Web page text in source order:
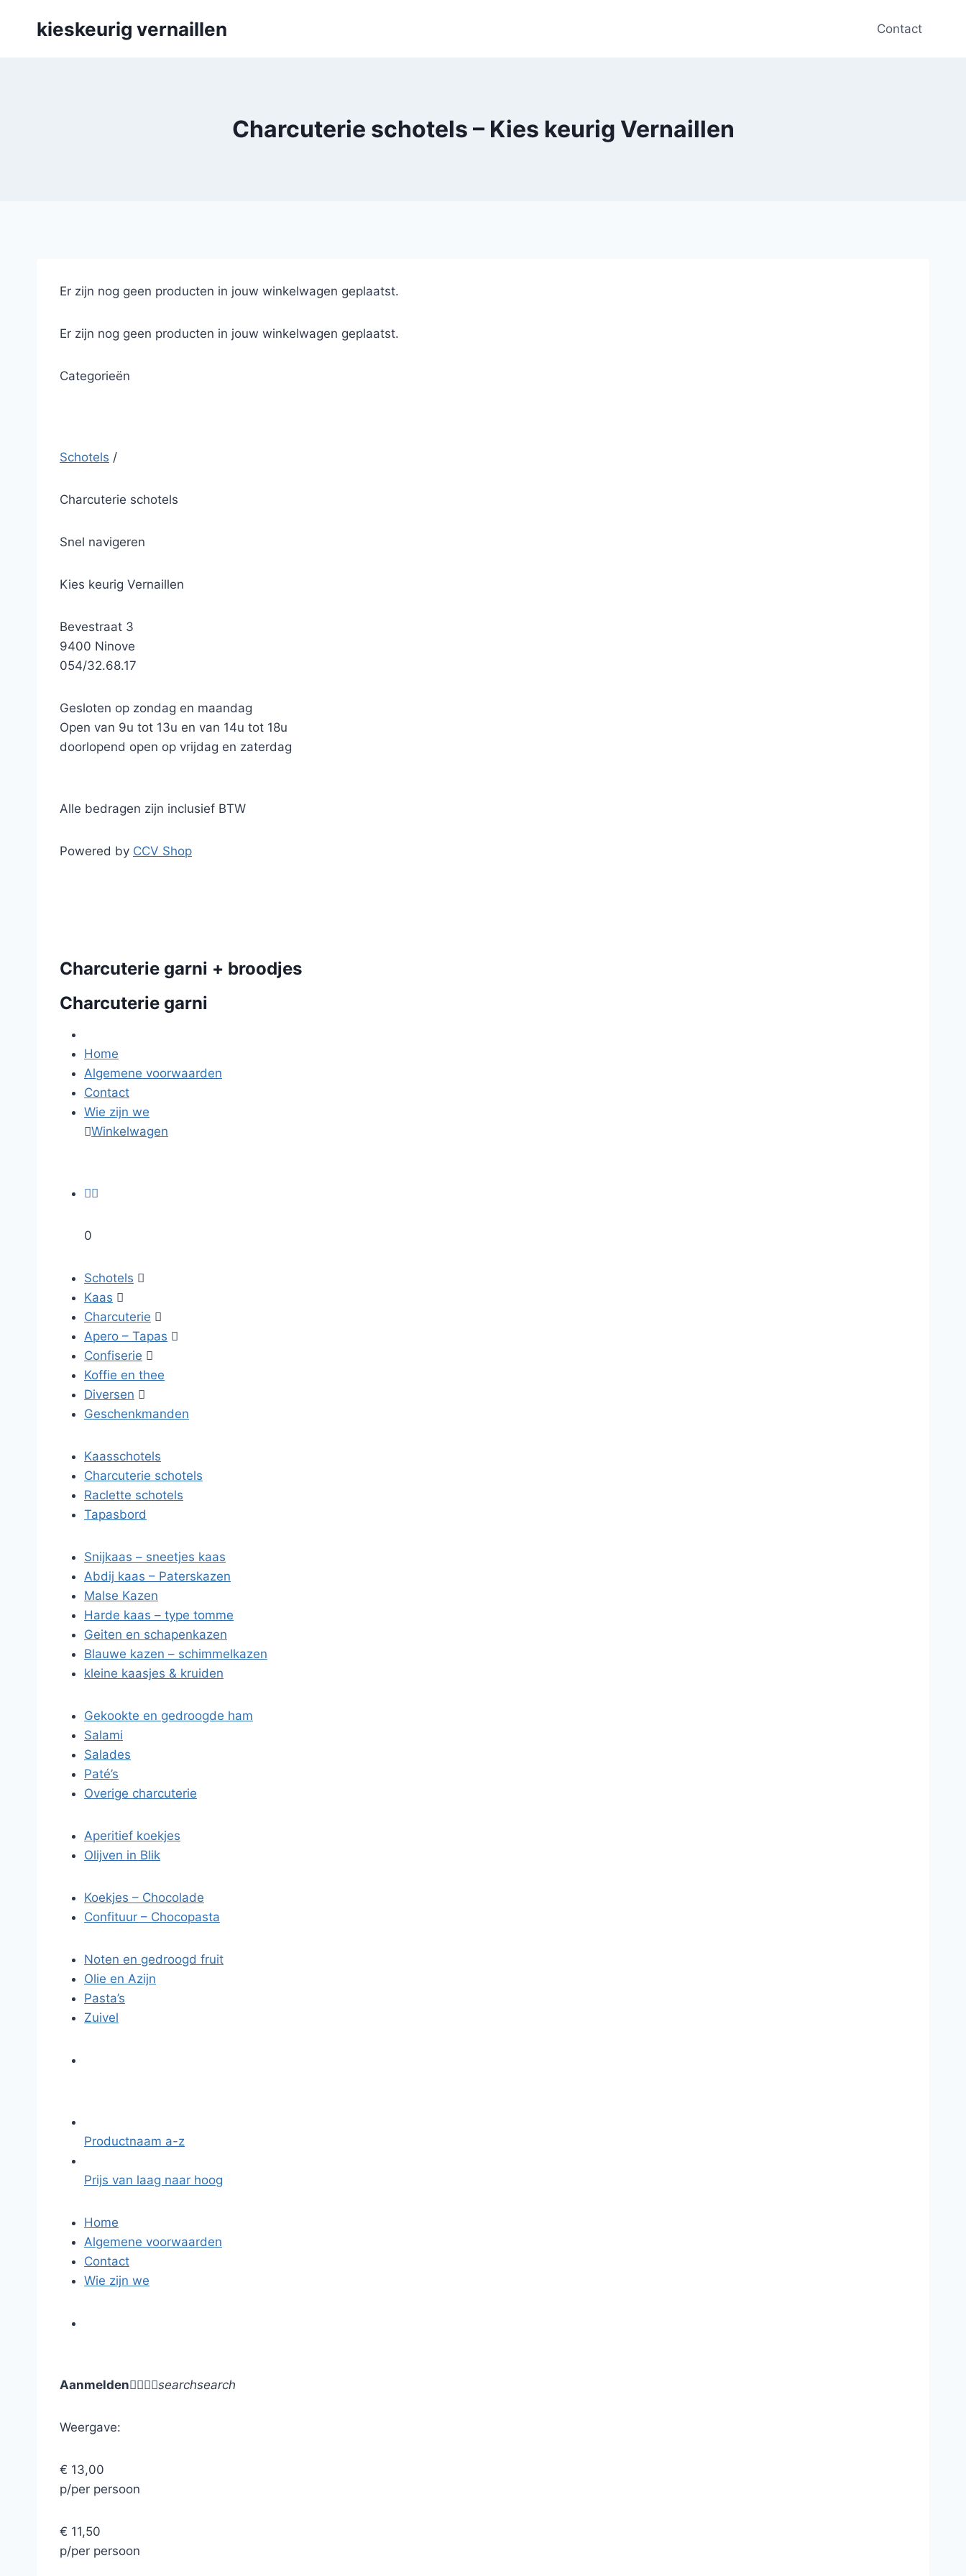
kieskeurig vernaillen Contact
Charcuterie schotels – Kies keurig Vernaillen
Er zijn nog geen producten in jouw winkelwagen geplaatst.
Er zijn nog geen producten in jouw winkelwagen geplaatst.
Categorieën
Schotels /
Charcuterie schotels
Snel navigeren
Kies keurig Vernaillen
Bevestraat 3
9400 Ninove
054/32.68.17
Gesloten op zondag en maandag
Open van 9u tot 13u en van 14u tot 18u
doorlopend open op vrijdag en zaterdag
Alle bedragen zijn inclusief BTW
Powered by CCV Shop
Charcuterie garni + broodjes
Charcuterie garni
Home
Algemene voorwaarden
Contact
Wie zijn we
Winkelwagen

0
Schotels 
Kaas 
Charcuterie 
Apero – Tapas 
Confiserie 
Koffie en thee
Diversen 
Geschenkmanden
Kaasschotels
Charcuterie schotels
Raclette schotels
Tapasbord
Snijkaas – sneetjes kaas
Abdij kaas – Paterskazen
Malse Kazen
Harde kaas – type tomme
Geiten en schapenkazen
Blauwe kazen – schimmelkazen
kleine kaasjes & kruiden
Gekookte en gedroogde ham
Salami
Salades
Paté’s
Overige charcuterie
Aperitief koekjes
Olijven in Blik
Koekjes – Chocolade
Confituur – Chocopasta
Noten en gedroogd fruit
Olie en Azijn
Pasta’s
Zuivel
Productnaam a-z
Prijs van laag naar hoog
Home
Algemene voorwaarden
Contact
Wie zijn we
Aanmeldensearchsearch
Weergave:
€ 13,00
p/per persoon
€ 11,50
p/per persoon